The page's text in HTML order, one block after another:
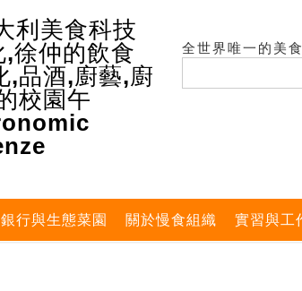
全世界唯一的美
行與生態菜園 關於慢食組織 實習與工